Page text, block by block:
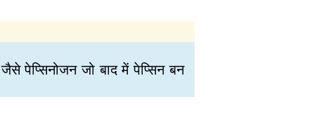
पेप्सिनोजन जो बाद में पेप्सिन बन